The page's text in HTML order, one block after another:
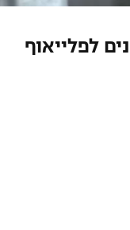
הפועל ת"א (0:0): "מכוונים לפלייאוף